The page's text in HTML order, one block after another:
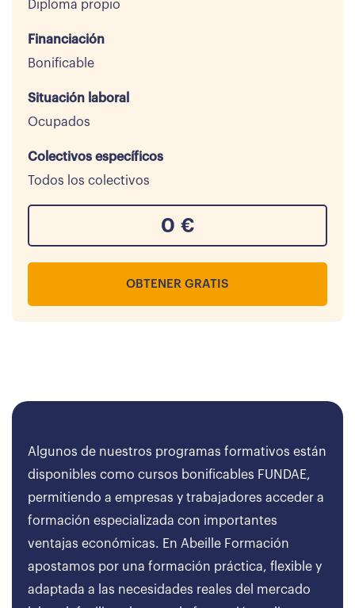
Diploma propio
Financiación
Bonificable
Situación laboral
Ocupados
Colectivos específicos
Todos los colectivos
0 €
OBTENER GRATIS
Algunos de nuestros programas formativos están
disponibles como cursos bonificables FUNDAE,
permitiendo a empresas y trabajadores acceder a
formación especializada con importantes
ventajas económicas. En Abeille Formación
apostamos por una formación práctica, flexible y
adaptada a las necesidades reales del mercado